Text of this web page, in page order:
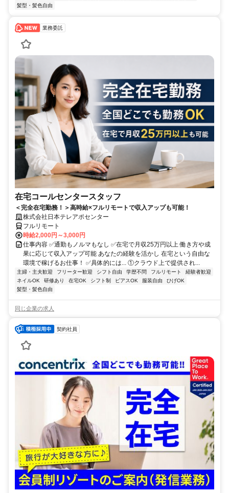
髪型・髪色自由
業務委託
在宅コールセンタースタッフ
＜完全在宅勤務！＞高時給×フルリモートで収入アップも可能！
株式会社日本テレアポセンター
フルリモート
時給2,000円～3,000円
仕事内容 ✅通勤もノルマもなし ✅在宅で月収25万円以上 働き方や成
果に応じて収入アップ可能 あなたの経験を活かし 在宅という自由な
環境で稼げるお仕事！ ✅具体的には... ①クラウド上で提供され...
主婦・主夫歓迎 フリーター歓迎 シフト自由 学歴不問 フルリモート
経験者歓迎
ネイルOK
研修あり 在宅OK シフト制 ピアスOK 服装自由
ひげOK
髪型・髪色自由
同じ企業の求人
契約社員